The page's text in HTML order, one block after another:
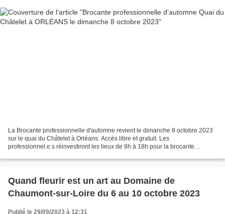
La Brocante professionnelle d'automne revient le dimanche 8 octobre 2023
sur le quai du Châtelet à Orléans. Accès libre et gratuit. Les
professionnel.e.s réinvestiront les lieux de 8h à 18h pour la brocante
Quand fleurir est un art au Domaine de
Chaumont-sur-Loire du 6 au 10 octobre 2023
Publié le 29/09/2023 à 12:31